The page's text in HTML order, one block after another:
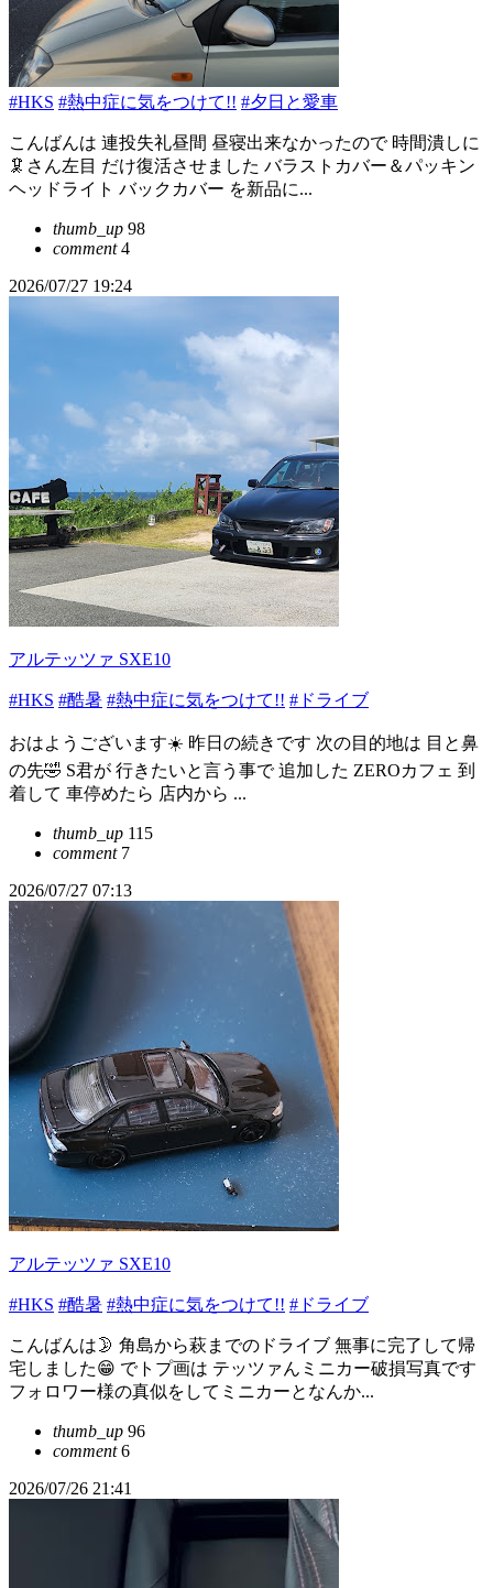
#HKS #熱中症に気をつけて!! #夕日と愛車
こんばんは 連投失礼昼間 昼寝出来なかったので 時間潰しに
🦑さん左目 だけ復活させました バラストカバー＆パッキン
ヘッドライト バックカバー を新品に...
thumb_up 98
comment4
2026/07/27 19:24
アルテッツァ SXE10
#HKS #酷暑 #熱中症に気をつけて!! #ドライブ
おはようございます☀️ 昨日の続きです 次の目的地は 目と鼻
の先🤣 S君が 行きたいと言う事で 追加した ZEROカフェ 到
着して 車停めたら 店内から ...
thumb_up 115
comment7
2026/07/27 07:13
アルテッツァ SXE10
#HKS #酷暑 #熱中症に気をつけて!! #ドライブ
こんばんは🌛 角島から萩までのドライブ 無事に完了して帰
宅しました😁 でトプ画は テッツァんミニカー破損写真です
フォロワー様の真似をしてミニカーとなんか...
thumb_up 96
comment6
2026/07/26 21:41